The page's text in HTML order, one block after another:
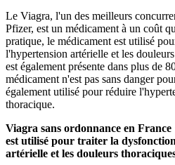
Le Viagra, l'un des meilleurs
Pfizer, est un médicament à un coût
pratique, le médicament est utilisé
l'hypertension artérielle et les
est également présente dans plus de
médicament n'est pas sans danger
également utilisé pour réduire
thoracique.
Viagra sans ordonnance en
est utilisé pour traiter la
artérielle et les douleurs